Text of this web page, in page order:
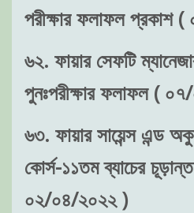
পরীক্ষার ফলাফল
৬২. ফায়ার সেফটি
পুনঃপরীক্ষার ফলাফল (
৬৩. ফায়ার সায়েন্স এন্ড
কোর্স-১১তম ব্যাচের
০২/০৪/২০২২ )